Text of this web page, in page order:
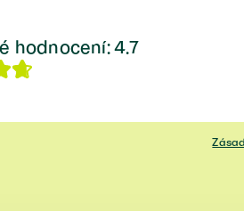
hodnocení:4.7